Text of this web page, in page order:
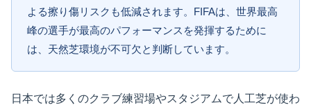
よる擦り傷リスクも低減されます。FIFAは、世界最高
峰の選手が最高のパフォーマンスを発揮するために
は、天然芝環境が不可欠と判断しています。
日本では多くのクラブ練習場やスタジアムで人工芝が使わ